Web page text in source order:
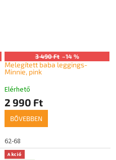
3 490 Ft –14 %
Melegített baba leggings-
Minnie, pink
Elérhető
2 990 Ft
BŐVEBBEN
62-68
Akció